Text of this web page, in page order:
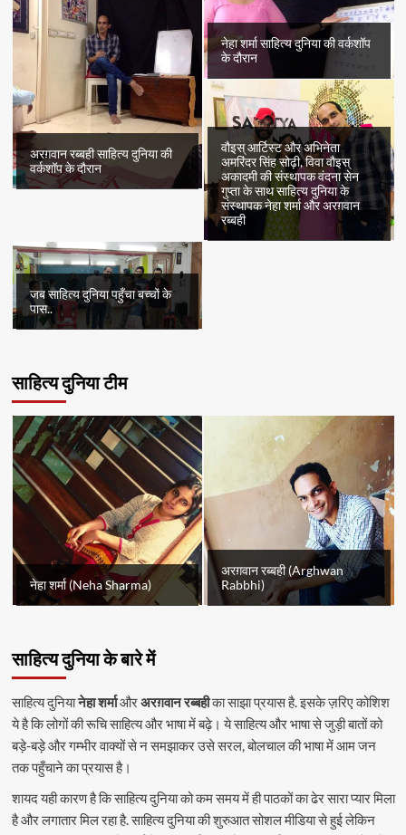
अरग़वान रब्बही साहित्य दुनिया की
वर्कशॉप के दौरान
नेहा शर्मा साहित्य दुनिया की वर्कशॉप
के दौरान
वौइस् आर्टिस्ट और अभिनेता
अमरिंदर सिंह सोढ़ी, विवा वौइस्
अकादमी की संस्थापक वंदना सेन
गुप्ता के साथ साहित्य दुनिया के
संस्थापक नेहा शर्मा और अरग़वान
रब्बही
जब साहित्य दुनिया पहुँचा बच्चों के
पास..
साहित्य दुनिया टीम
नेहा शर्मा (Neha Sharma)
अरग़वान रब्बही (Arghwan
Rabbhi)
साहित्य दुनिया के बारे में
साहित्य दुनियानेहा शर्माऔरअरग़वान रब्बहीका साझा प्रयास है. इसके ज़रिए कोशिश
ये है कि लोगों की रूचि साहित्य और भाषा में बढ़े। ये साहित्य और भाषा से जुड़ी बातों को
बड़े-बड़े और गम्भीर वाक्यों से न समझाकर उसे सरल, बोलचाल की भाषा में आम जन
तक पहुँचाने का प्रयास है।
शायद यही कारण है कि साहित्य दुनिया को कम समय में ही पाठकों का ढेर सारा प्यार मिला
है और लगातार मिल रहा है. साहित्य दुनिया की शुरुआत सोशल मीडिया से हुई लेकिन